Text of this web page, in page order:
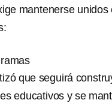
mantenerse
que seguirá
educativos y se